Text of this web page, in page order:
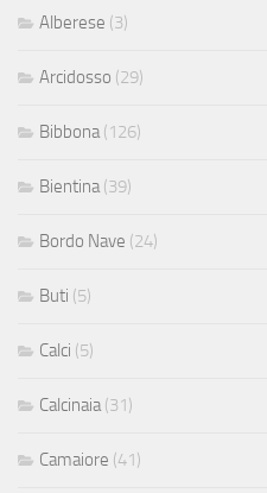
Alberese (3)
Arcidosso (29)
Bibbona (126)
Bientina (39)
Bordo Nave (24)
Buti (5)
Calci (5)
Calcinaia (31)
Camaiore (41)